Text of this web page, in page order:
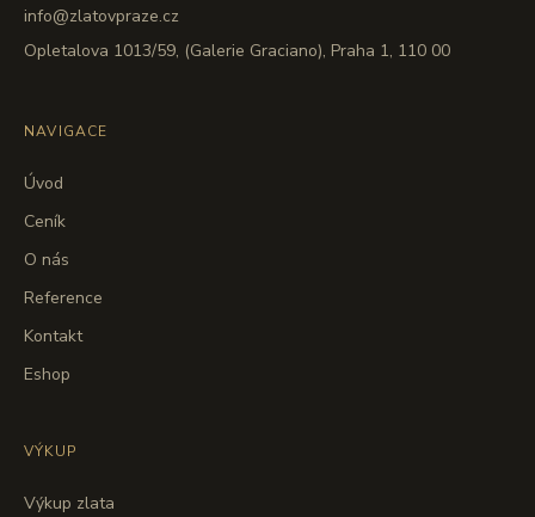
info@zlatovpraze.cz
Opletalova 1013/59, (Galerie Graciano), Praha 1, 110 00
NAVIGACE
Úvod
Ceník
O nás
Reference
Kontakt
Eshop
VÝKUP
Výkup zlata